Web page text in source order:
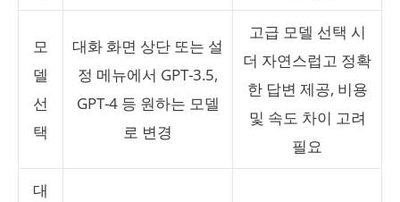
모
델
선
택
대화 화면 상단 또는 설
정 메뉴에서 GPT-3.5,
GPT-4 등 원하는 모델
로 변경
고급 모델 선택 시
더 자연스럽고 정확
한 답변 제공, 비용
및 속도 차이 고려
필요
대